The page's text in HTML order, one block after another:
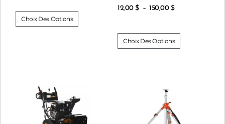
Choix Des Options
12,00$ – 150,00 $
Choix Des Options